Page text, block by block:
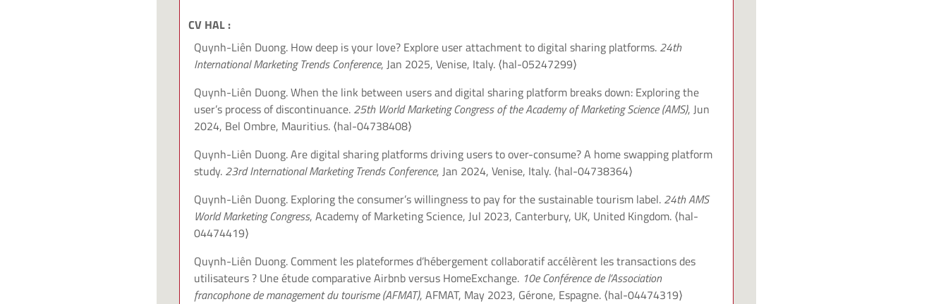
CV HAL :
Quynh-Liên Duong. How deep is your love? Explore user attachment to digital sharing platforms. 24th
International Marketing Trends Conference, Jan 2025, Venise, Italy. ⟨hal-05247299⟩
Quynh-Liên Duong. When the link between users and digital sharing platform breaks down: Exploring the
user’s process of discontinuance. 25th World Marketing Congress of the Academy of Marketing Science (AMS), Jun
2024, Bel Ombre, Mauritius. ⟨hal-04738408⟩
Quynh-Liên Duong. Are digital sharing platforms driving users to over-consume? A home swapping platform
study. 23rd International Marketing Trends Conference, Jan 2024, Venise, Italy. ⟨hal-04738364⟩
Quynh-Liên Duong. Exploring the consumer’s willingness to pay for the sustainable tourism label. 24th AMS
World Marketing Congress, Academy of Marketing Science, Jul 2023, Canterbury, UK, United Kingdom. ⟨hal-
04474419⟩
Quynh-Liên Duong. Comment les plateformes d’hébergement collaboratif accélèrent les transactions des
utilisateurs ? Une étude comparative Airbnb versus HomeExchange. 10e Conférence de l’Association
francophone de management du tourisme (AFMAT), AFMAT, May 2023, Gérone, Espagne. ⟨hal-04474319⟩